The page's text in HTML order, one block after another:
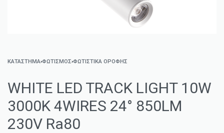
ΚΑΤΑΣΤΗΜΑ›ΦΩΤΙΣΜΌΣ›ΦΩΤΙΣΤΙΚΆ ΟΡΟΦΉΣ
WHITE LED TRACK LIGHT 10W
3000K 4WIRES 24° 850LM
230V Ra80